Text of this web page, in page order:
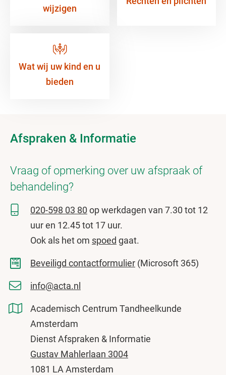
wijzigen
Wat wij uw kind en u
bieden
Afspraken & Informatie
Vraag of opmerking over uw afspraak of
behandeling?
020-598 03 80 op werkdagen van 7.30 tot 12
uur en 12.45 tot 17 uur.
Ook als het om spoed gaat.
Beveiligd contactformulier (Microsoft 365)
info@acta.nl
Academisch Centrum Tandheelkunde
Amsterdam
Dienst Afspraken & Informatie
Gustav Mahlerlaan 3004
1081 LA Amsterdam